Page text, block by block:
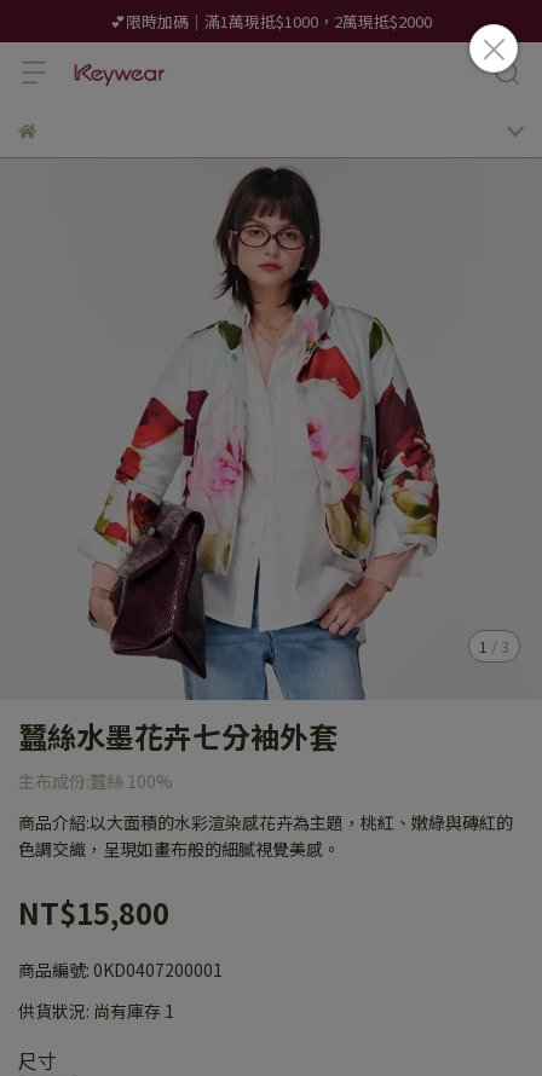
💕限時加碼｜滿1萬現抵$1000，2萬現抵$2000
1 / 3
蠶絲水墨花卉七分袖外套
主布成份:蠶絲 100%
商品介紹:以大面積的水彩渲染感花卉為主題，桃紅、嫩綠與磚紅的
色調交織，呈現如畫布般的細膩視覺美感。
NT$15,800
商品編號: 0KD0407200001
供貨狀況: 尚有庫存 1
尺寸